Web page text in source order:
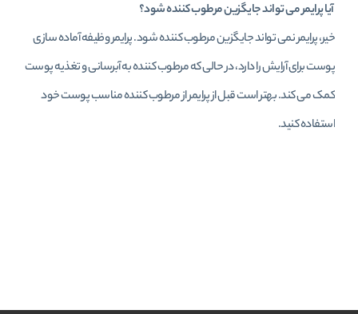
آیا پرایمر می‌ تواند جایگزین مرطوب‌ کننده شود؟
خیر، پرایمر نمی‌ تواند جایگزین مرطوب‌ کننده شود. پرایمر وظیفه آماده‌ سازی
پوست برای آرایش را دارد، در حالی که مرطوب‌ کننده به آبرسانی و تغذیه پوست
کمک می‌ کند. بهتر است قبل از پرایمر از مرطوب‌ کننده مناسب پوست خود
استفاده کنید.